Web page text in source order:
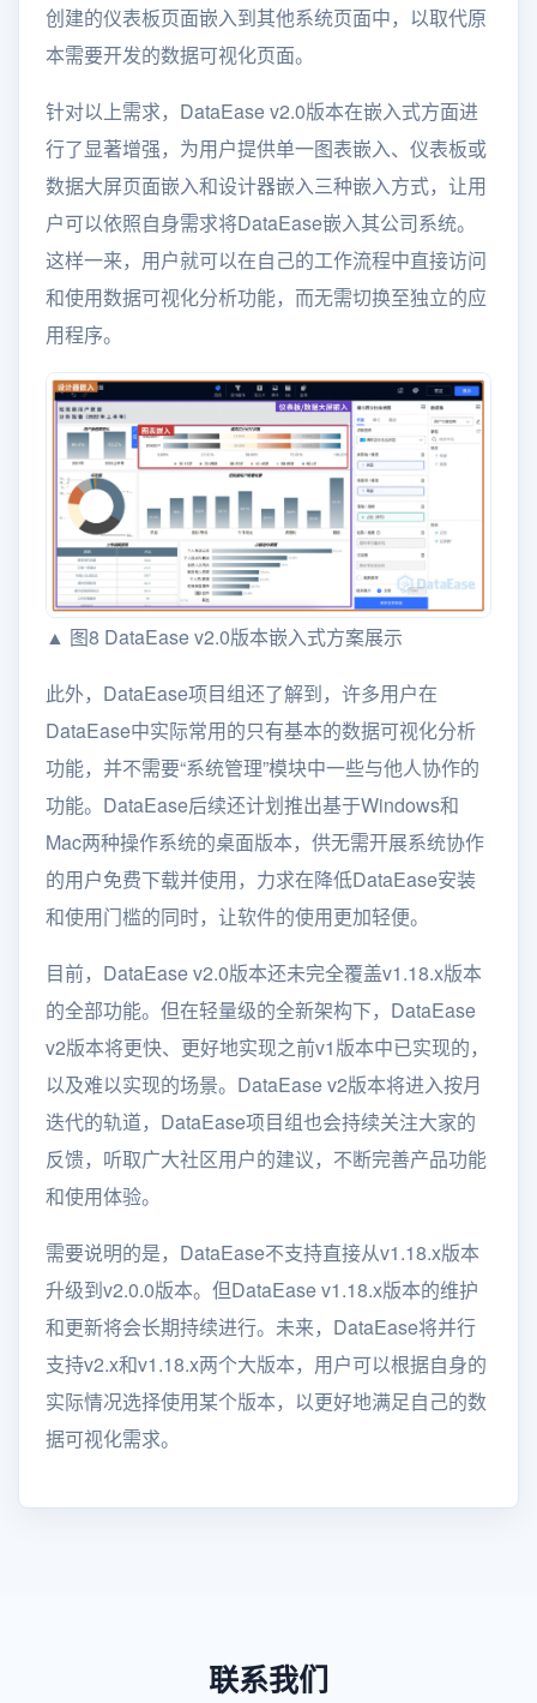
创建的仪表板页面嵌入到其他系统页面中，以取代原
本需要开发的数据可视化页面。
针对以上需求，DataEase v2.0版本在嵌入式方面进
行了显著增强，为用户提供单一图表嵌入、仪表板或
数据大屏页面嵌入和设计器嵌入三种嵌入方式，让用
户可以依照自身需求将DataEase嵌入其公司系统。
这样一来，用户就可以在自己的工作流程中直接访问
和使用数据可视化分析功能，而无需切换至独立的应
用程序。
▲ 图8 DataEase v2.0版本嵌入式方案展示
此外，DataEase项目组还了解到，许多用户在
DataEase中实际常用的只有基本的数据可视化分析
功能，并不需要“系统管理”模块中一些与他人协作的
功能。DataEase后续还计划推出基于Windows和
Mac两种操作系统的桌面版本，供无需开展系统协作
的用户免费下载并使用，力求在降低DataEase安装
和使用门槛的同时，让软件的使用更加轻便。
目前，DataEase v2.0版本还未完全覆盖v1.18.x版本
的全部功能。但在轻量级的全新架构下，DataEase
v2版本将更快、更好地实现之前v1版本中已实现的，
以及难以实现的场景。DataEase v2版本将进入按月
迭代的轨道，DataEase项目组也会持续关注大家的
反馈，听取广大社区用户的建议，不断完善产品功能
和使用体验。
需要说明的是，DataEase不支持直接从v1.18.x版本
升级到v2.0.0版本。但DataEase v1.18.x版本的维护
和更新将会长期持续进行。未来，DataEase将并行
支持v2.x和v1.18.x两个大版本，用户可以根据自身的
实际情况选择使用某个版本，以更好地满足自己的数
据可视化需求。
联系我们